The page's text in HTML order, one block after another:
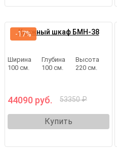
Книжный шкаф БМН-38
Ширина
100 см.
Глубина
100 см.
Высота
220 см.
44090 руб. 53350 ₽
Купить
-17%